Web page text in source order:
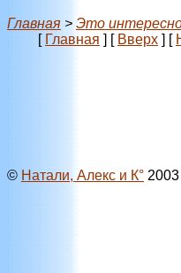
Главная > Это
[ Главная ] [ Вверх ] [
© Натали, Алекс и К°